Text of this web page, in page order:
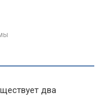
два